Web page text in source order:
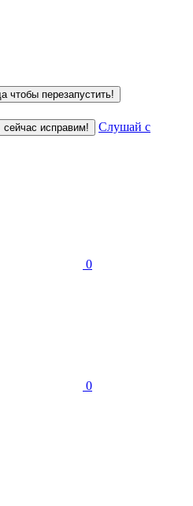
чтобы перезапустить!
исправим!
Слушай с
0
0